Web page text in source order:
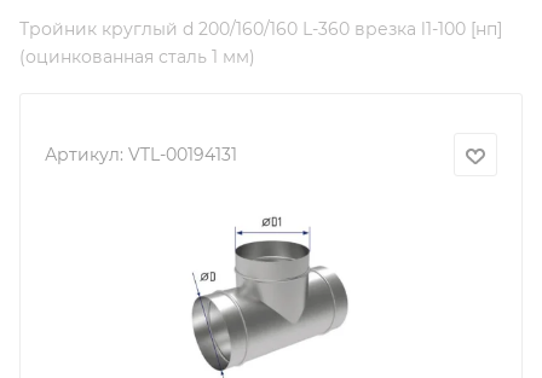
Тройник круглый d 200/160/160 L-360 врезка l1-100 [нп]
(оцинкованная сталь 1 мм)
Артикул: VTL-00194131